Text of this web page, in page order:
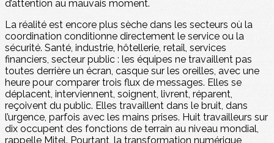
d’attention au mauvais moment.
La réalité est encore plus sèche dans les secteurs où la
coordination conditionne directement le service ou la
sécurité. Santé, industrie, hôtellerie, retail, services
financiers, secteur public : les équipes ne travaillent pas
toutes derrière un écran, casque sur les oreilles, avec une
heure pour comparer trois flux de messages. Elles se
déplacent, interviennent, soignent, livrent, réparent,
reçoivent du public. Elles travaillent dans le bruit, dans
l’urgence, parfois avec les mains prises. Huit travailleurs sur
dix occupent des fonctions de terrain au niveau mondial,
rappelle Mitel. Pourtant, la transformation numérique